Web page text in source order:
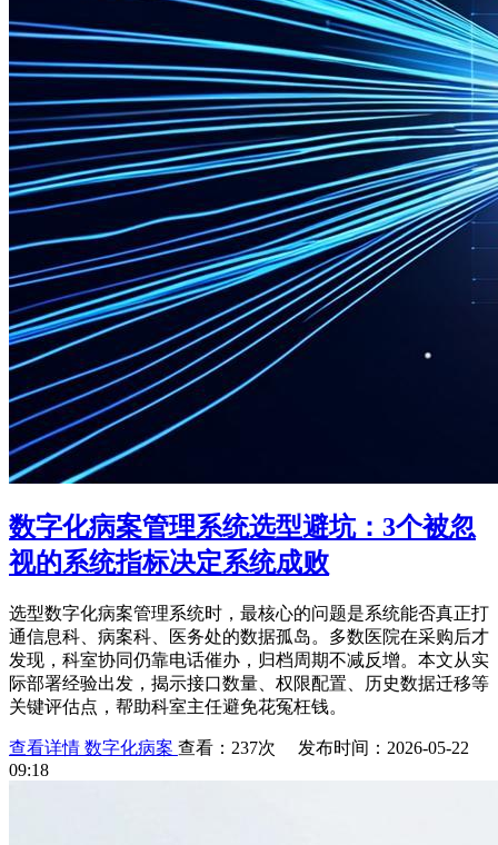
数字化病案管理系统选型避坑：3个被忽
视的系统指标决定系统成败
选型数字化病案管理系统时，最核心的问题是系统能否真正打
通信息科、病案科、医务处的数据孤岛。多数医院在采购后才
发现，科室协同仍靠电话催办，归档周期不减反增。本文从实
际部署经验出发，揭示接口数量、权限配置、历史数据迁移等
关键评估点，帮助科室主任避免花冤枉钱。
查看详情 数字化病案 查看：237次 发布时间：2026-05-22
09:18